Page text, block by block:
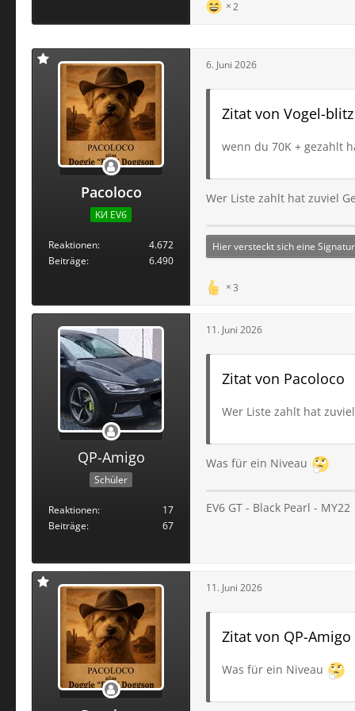
2
Pacoloco
KИ ЕVб
Reaktionen
4.672
Beiträge
6.490
6. Juni 2026
Zitat von Vogel-blitz
wenn du 70K + gezahlt
Wer Liste zahlt hat zuviel
Hier versteckt sich eine Signatur
3
QP-Amigo
Schüler
Reaktionen
17
Beiträge
67
11. Juni 2026
Zitat von Pacoloco
Wer Liste zahlt hat
Was für ein Niveau
EV6 GT - Black Pearl - MY22
11. Juni 2026
Zitat von QP-Amigo
Was für ein Niveau